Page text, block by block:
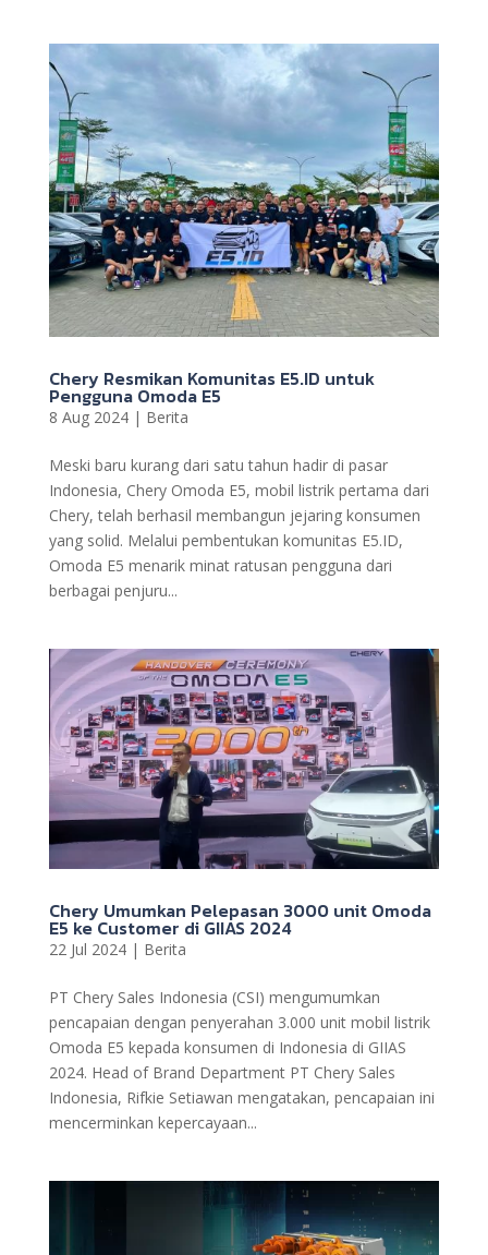
Chery Resmikan Komunitas E5.ID untuk
Pengguna Omoda E5
8 Aug 2024| Berita
Meski baru kurang dari satu tahun hadir di pasar
Indonesia, Chery Omoda E5, mobil listrik pertama dari
Chery, telah berhasil membangun jejaring konsumen
yang solid. Melalui pembentukan komunitas E5.ID,
Omoda E5 menarik minat ratusan pengguna dari
berbagai penjuru...
Chery Umumkan Pelepasan 3000 unit Omoda
E5 ke Customer di GIIAS 2024
22 Jul 2024| Berita
PT Chery Sales Indonesia (CSI) mengumumkan
pencapaian dengan penyerahan 3.000 unit mobil listrik
Omoda E5 kepada konsumen di Indonesia di GIIAS
2024. Head of Brand Department PT Chery Sales
Indonesia, Rifkie Setiawan mengatakan, pencapaian ini
mencerminkan kepercayaan...